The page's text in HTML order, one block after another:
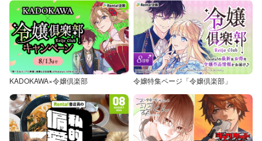
KADOKAWA×令嬢倶楽部 令嬢特集ページ「令嬢倶楽部」